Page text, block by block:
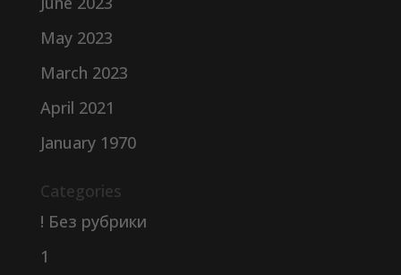
May 2023
March 2023
April 2021
January 1970
Categories
! Без рубрики
1